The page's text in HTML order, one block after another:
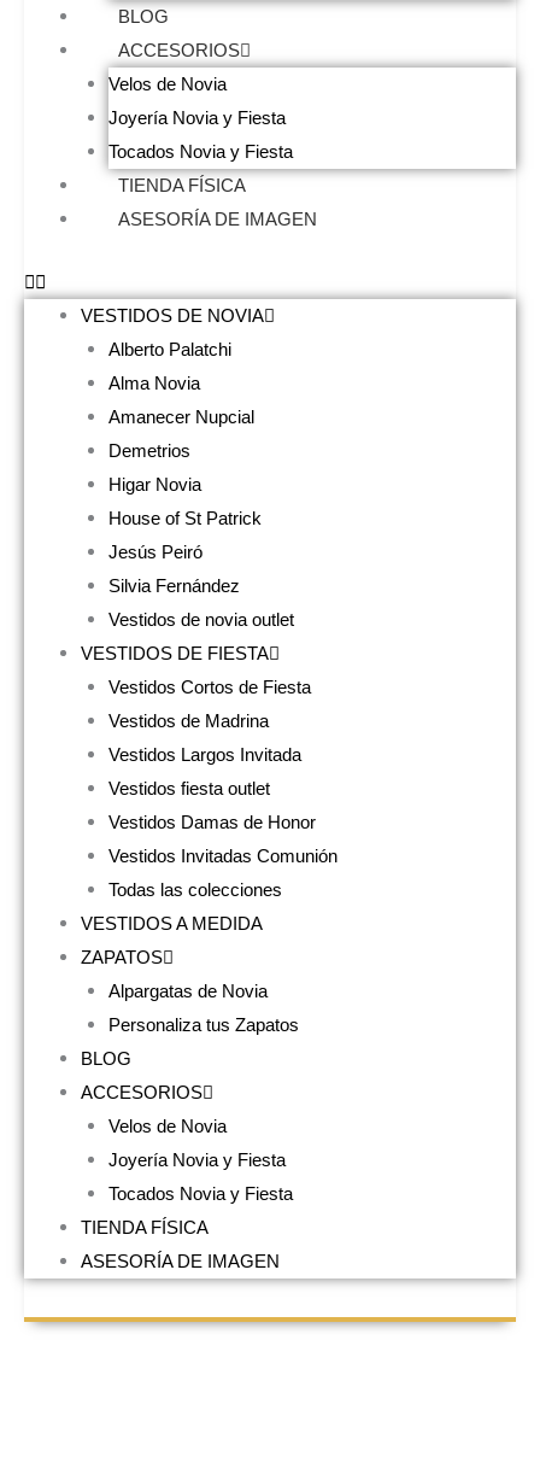
BLOG
ACCESORIOS
Velos de Novia
Joyería Novia y Fiesta
Tocados Novia y Fiesta
TIENDA FÍSICA
ASESORÍA DE IMAGEN
VESTIDOS DE NOVIA
Alberto Palatchi
Alma Novia
Amanecer Nupcial
Demetrios
Higar Novia
House of St Patrick
Jesús Peiró
Silvia Fernández
Vestidos de novia outlet
VESTIDOS DE FIESTA
Vestidos Cortos de Fiesta
Vestidos de Madrina
Vestidos Largos Invitada
Vestidos fiesta outlet
Vestidos Damas de Honor
Vestidos Invitadas Comunión
Todas las colecciones
VESTIDOS A MEDIDA
ZAPATOS
Alpargatas de Novia
Personaliza tus Zapatos
BLOG
ACCESORIOS
Velos de Novia
Joyería Novia y Fiesta
Tocados Novia y Fiesta
TIENDA FÍSICA
ASESORÍA DE IMAGEN